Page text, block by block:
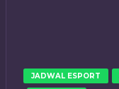
JADWAL ESPORT